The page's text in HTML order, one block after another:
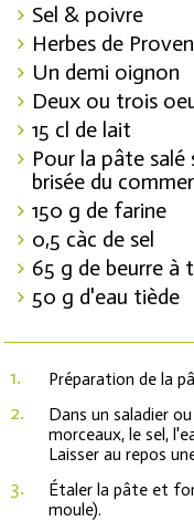
Sel & poivre
Herbes de
Un demi oignon
Deux ou trois
15 cl de lait
Pour la pâte
brisée du
150 g de farine
0,5 càc de sel
65 g de beurre à
50 g d'eau tiède
1. Préparation de la
2.
Dans un saladier
morceaux, le sel,
Laisser au repos
3.
Étaler la pâte et
moule).
Saveurs de l'Année